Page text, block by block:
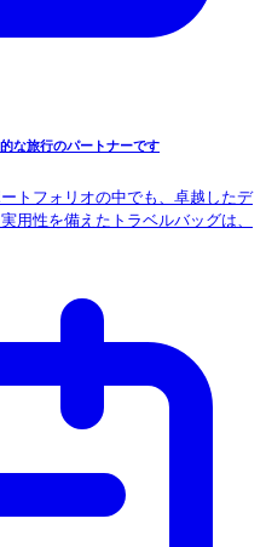
な旅行のパートナーです
トフォリオの中でも、卓越したデ
用性を備えたトラベルバッグは、